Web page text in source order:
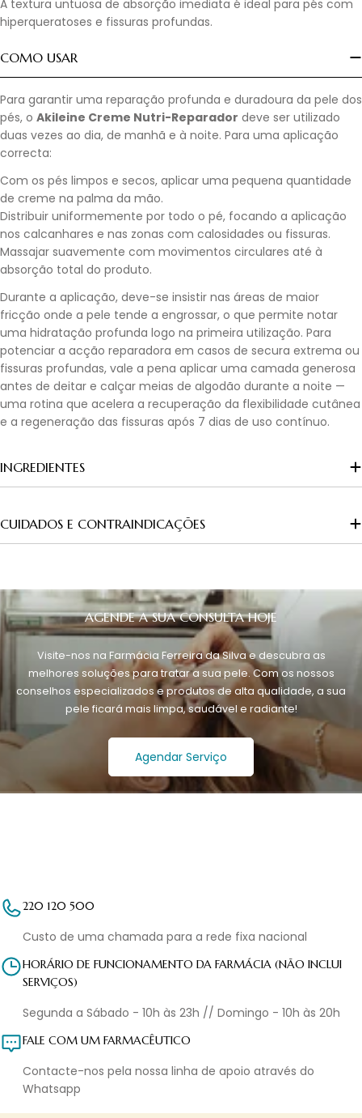
A textura untuosa de absorção imediata é ideal para pés com
hiperqueratoses e fissuras profundas.
COMO USAR
Para garantir uma reparação profunda e duradoura da pele dos
pés, o Akileine Creme Nutri-Reparador deve ser utilizado
duas vezes ao dia, de manhã e à noite. Para uma aplicação
correcta:
Com os pés limpos e secos, aplicar uma pequena quantidade
de creme na palma da mão.
Distribuir uniformemente por todo o pé, focando a aplicação
nos calcanhares e nas zonas com calosidades ou fissuras.
Massajar suavemente com movimentos circulares até à
absorção total do produto.
Durante a aplicação, deve-se insistir nas áreas de maior
fricção onde a pele tende a engrossar, o que permite notar
uma hidratação profunda logo na primeira utilização. Para
potenciar a acção reparadora em casos de secura extrema ou
fissuras profundas, vale a pena aplicar uma camada generosa
antes de deitar e calçar meias de algodão durante a noite —
uma rotina que acelera a recuperação da flexibilidade cutânea
e a regeneração das fissuras após 7 dias de uso contínuo.
INGREDIENTES
CUIDADOS E CONTRAINDICAÇÕES
AGENDE A SUA CONSULTA HOJE
Visite-nos na Farmácia Ferreira da Silva e descubra as
melhores soluções para tratar a sua pele. Com os nossos
conselhos especializados e produtos de alta qualidade, a sua
pele ficará mais limpa, saudável e radiante!
Agendar Serviço
220 120 500
Custo de uma chamada para a rede fixa nacional
HORÁRIO DE FUNCIONAMENTO DA FARMÁCIA (NÃO INCLUI
SERVIÇOS)
Segunda a Sábado - 10h às 23h // Domingo - 10h às 20h
FALE COM UM FARMACÊUTICO
Contacte-nos pela nossa linha de apoio através do
Whatsapp